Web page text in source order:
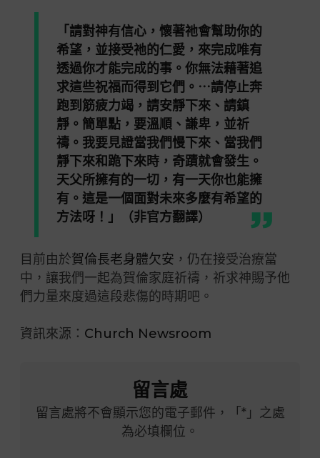
「請對神有信心，懷著祂會幫助你的
希望，並接受祂的仁愛，來完成唯有
透過你才能完成的事。你無法藉著追
求這些祝福而得到它們。⋯請停止奔
跑到筋疲力竭，請安靜下來、請鎮
靜。簡單點，要溫順、謙卑，並祈
禱。我要見證當我們慢下來、當我們
靜下來和跪下來時，奇蹟就會發生。
天父所擁有的一切，有一天你也能擁
有。這是一個面對未來多麼有希望的
方法呀！」（非官方翻譯）
目前由於賀倫長老身體欠安 ，仍在接受治療當
中，讓我們一起為賀倫家庭祈禱，祈求神賜予他
們力量來度過這段悲傷的時期吧。
資訊來源： Church Newsroom
留言處
留言處將不會顯示您的電子郵件，「*」之處
為必填欄位。